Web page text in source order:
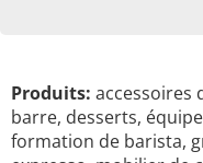
Produits: accessoires
barre, desserts,
formation de barista,